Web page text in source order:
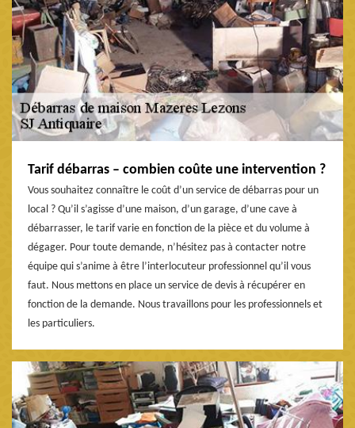
Tarif débarras – combien coûte une intervention ?
Vous souhaitez connaître le coût d’un service de débarras pour un
local ? Qu’il s’agisse d’une maison, d’un garage, d’une cave à
débarrasser, le tarif varie en fonction de la pièce et du volume à
dégager. Pour toute demande, n’hésitez pas à contacter notre
équipe qui s’anime à être l’interlocuteur professionnel qu’il vous
faut. Nous mettons en place un service de devis à récupérer en
fonction de la demande. Nous travaillons pour les professionnels et
les particuliers.